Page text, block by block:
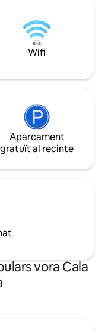
mediterrani. Un
Wifi
Aparcament
gratuït al recinte
vora Cala